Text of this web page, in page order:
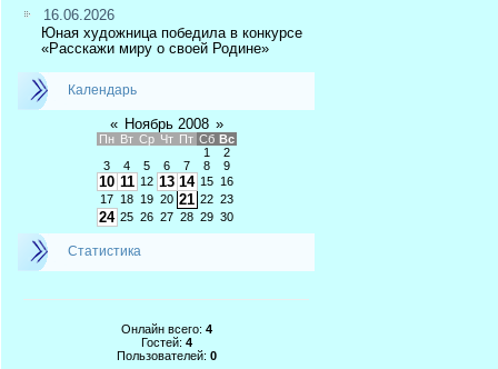
16.06.2026
Юная художница победила в конкурсе
«Расскажи миру о своей Родине»
Календарь
« Ноябрь 2008 »
Пн Вт Ср Чт Пт Сб Вс
1
2
3
4 5 6 7 8 9
10 11 12 13 14 15 16
17
18 19 20 21 22 23
24 25 26 27 28 29 30
Статистика
Онлайн всего: 4
Гостей: 4
Пользователей: 0